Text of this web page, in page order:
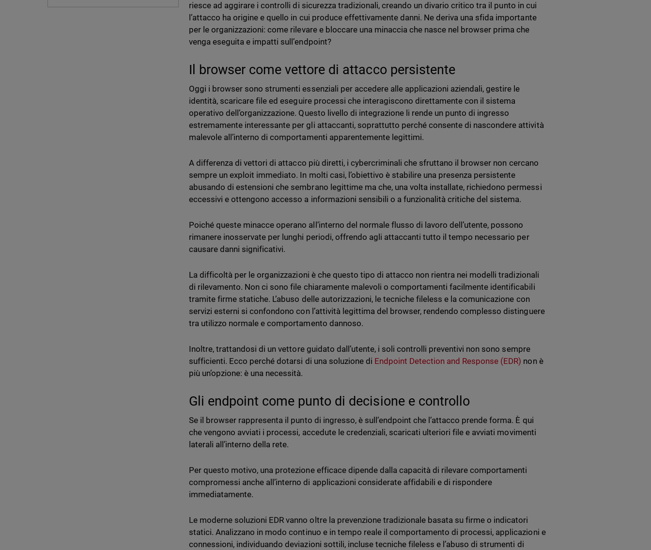
riesce ad aggirare i controlli di sicurezza tradizionali, creando un divario critico tra il punto in cui
l’attacco ha origine e quello in cui produce effettivamente danni. Ne deriva una sfida importante
per le organizzazioni: come rilevare e bloccare una minaccia che nasce nel browser prima che
venga eseguita e impatti sull’endpoint?
Il browser come vettore di attacco persistente
Oggi i browser sono strumenti essenziali per accedere alle applicazioni aziendali, gestire le
identità, scaricare file ed eseguire processi che interagiscono direttamente con il sistema
operativo dell’organizzazione. Questo livello di integrazione li rende un punto di ingresso
estremamente interessante per gli attaccanti, soprattutto perché consente di nascondere attività
malevole all’interno di comportamenti apparentemente legittimi.
A differenza di vettori di attacco più diretti, i cybercriminali che sfruttano il browser non cercano
sempre un exploit immediato. In molti casi, l’obiettivo è stabilire una presenza persistente
abusando di estensioni che sembrano legittime ma che, una volta installate, richiedono permessi
eccessivi e ottengono accesso a informazioni sensibili o a funzionalità critiche del sistema.
Poiché queste minacce operano all’interno del normale flusso di lavoro dell’utente, possono
rimanere inosservate per lunghi periodi, offrendo agli attaccanti tutto il tempo necessario per
causare danni significativi.
La difficoltà per le organizzazioni è che questo tipo di attacco non rientra nei modelli tradizionali
di rilevamento. Non ci sono file chiaramente malevoli o comportamenti facilmente identificabili
tramite firme statiche. L’abuso delle autorizzazioni, le tecniche fileless e la comunicazione con
servizi esterni si confondono con l’attività legittima del browser, rendendo complesso distinguere
tra utilizzo normale e comportamento dannoso.
Inoltre, trattandosi di un vettore guidato dall’utente, i soli controlli preventivi non sono sempre
sufficienti. Ecco perché dotarsi di una soluzione di Endpoint Detection and Response (EDR) non è
più un’opzione: è una necessità.
Gli endpoint come punto di decisione e controllo
Se il browser rappresenta il punto di ingresso, è sull’endpoint che l’attacco prende forma. È qui
che vengono avviati i processi, accedute le credenziali, scaricati ulteriori file e avviati movimenti
laterali all’interno della rete.
Per questo motivo, una protezione efficace dipende dalla capacità di rilevare comportamenti
compromessi anche all’interno di applicazioni considerate affidabili e di rispondere
immediatamente.
Le moderne soluzioni EDR vanno oltre la prevenzione tradizionale basata su firme o indicatori
statici. Analizzano in modo continuo e in tempo reale il comportamento di processi, applicazioni e
connessioni, individuando deviazioni sottili, incluse tecniche fileless e l’abuso di strumenti di